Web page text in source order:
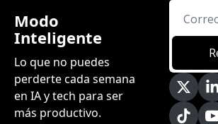
Modo
Inteligente
Lo que no puedes
perderte cada semana
en IA y tech para ser
más productivo.